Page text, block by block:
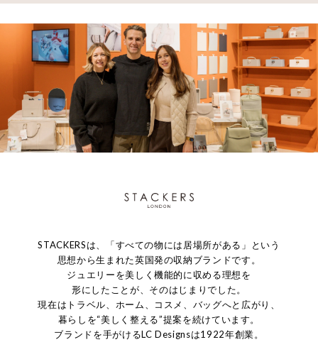
STACKERSは、「すべての物には居場所がある」という
思想から生まれた英国発の収納ブランドです。
ジュエリーを美しく機能的に収める理想を
形にしたことが、そのはじまりでした。
現在はトラベル、ホーム、コスメ、バッグへと広がり、
暮らしを“美しく整える”提案を続けています。
ブランドを手がけるLC Designsは1922年創業。